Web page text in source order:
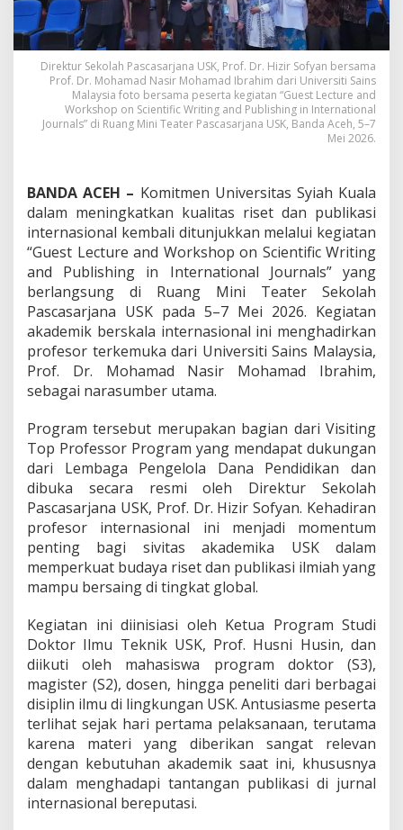
r
T
o
p
M
a
l
a
,
P
e
r
u
a
t
P
u
l
a
s
I
l
m
i
a
h
I
n
e
r
n
a
s
i
o
a
Direktur Sekolah Pascasarjana USK, Prof. Dr. Hizir Sofyan bersama
Prof. Dr. Mohamad Nasir Mohamad Ibrahim dari Universiti Sains
Malaysia foto bersama peserta kegiatan “Guest Lecture and
Workshop on Scientific Writing and Publishing in International
Journals” di Ruang Mini Teater Pascasarjana USK, Banda Aceh, 5–7
Mei 2026.
BANDA ACEH – Komitmen Universitas Syiah Kuala
dalam meningkatkan kualitas riset dan publikasi
internasional kembali ditunjukkan melalui kegiatan
“Guest Lecture and Workshop on Scientific Writing
and Publishing in International Journals” yang
berlangsung di Ruang Mini Teater Sekolah
Pascasarjana USK pada 5–7 Mei 2026. Kegiatan
akademik berskala internasional ini menghadirkan
profesor terkemuka dari Universiti Sains Malaysia,
Prof. Dr. Mohamad Nasir Mohamad Ibrahim,
sebagai narasumber utama.
Program tersebut merupakan bagian dari Visiting
Top Professor Program yang mendapat dukungan
dari Lembaga Pengelola Dana Pendidikan dan
dibuka secara resmi oleh Direktur Sekolah
Pascasarjana USK, Prof. Dr. Hizir Sofyan. Kehadiran
profesor internasional ini menjadi momentum
penting bagi sivitas akademika USK dalam
memperkuat budaya riset dan publikasi ilmiah yang
mampu bersaing di tingkat global.
Kegiatan ini diinisiasi oleh Ketua Program Studi
Doktor Ilmu Teknik USK, Prof. Husni Husin, dan
diikuti oleh mahasiswa program doktor (S3),
magister (S2), dosen, hingga peneliti dari berbagai
disiplin ilmu di lingkungan USK. Antusiasme peserta
terlihat sejak hari pertama pelaksanaan, terutama
karena materi yang diberikan sangat relevan
dengan kebutuhan akademik saat ini, khususnya
dalam menghadapi tantangan publikasi di jurnal
internasional bereputasi.